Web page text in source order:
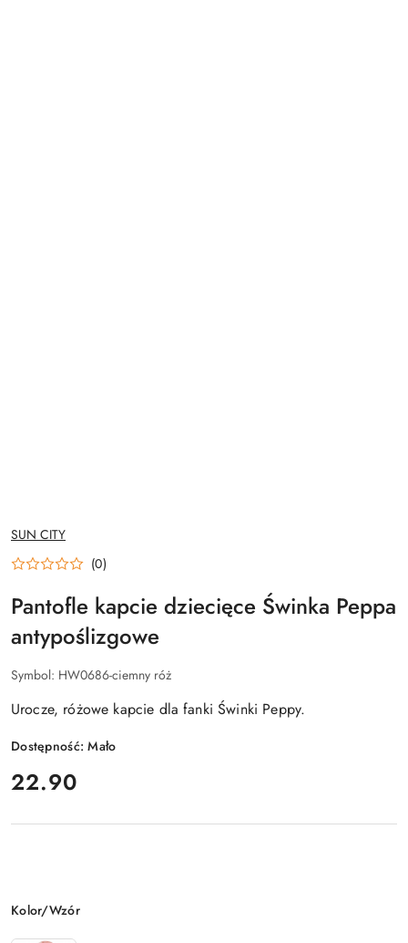
NAZWA
PRODUCENTA:
SUN CITY
(0)
Pantofle kapcie dziecięce Świnka Peppa
antypoślizgowe
Symbol: HW0686-ciemny róż
Urocze, różowe kapcie dla fanki Świnki Peppy.
Dostępność:Mało
cena:
22.90
Wariant
Kolor/Wzór